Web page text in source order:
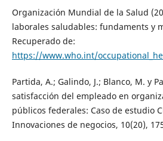
Organización Mundial de la Salud
laborales saludables: fundaments y
Recuperado de:
https://www.who.int/
Partida, A.; Galindo, J.; Blanco, M. y
satisfacción del empleado en
públicos federales: Caso de estudio
Innovaciones de negocios, 10(20),